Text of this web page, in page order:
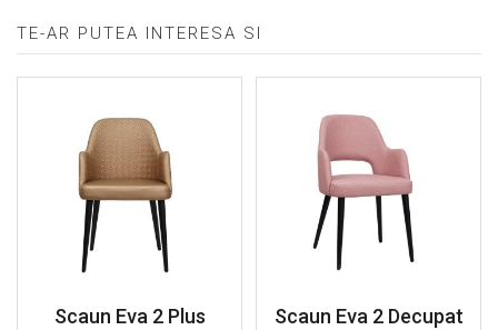
TE-AR PUTEA INTERESA SI
Scaun Eva 2 Plus Scaun Eva 2 Decupat